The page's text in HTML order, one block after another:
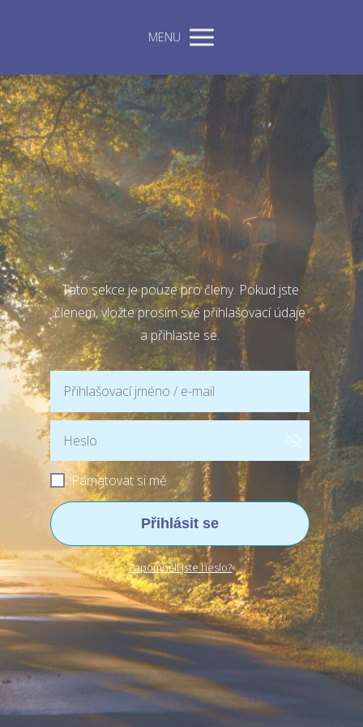
MENU
Tato sekce je pouze pro členy. Pokud jste
členem, vložte prosím své přihlašovací údaje
a přihlaste se.
Pamatovat si mě
Přihlásit se
Zapomněli jste heslo?